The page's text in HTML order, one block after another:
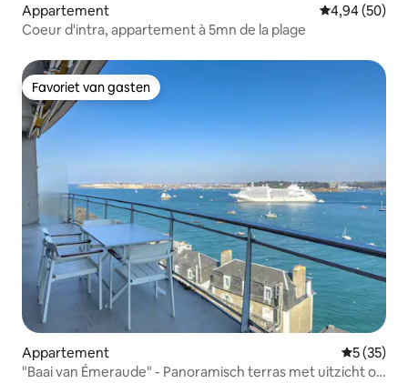
Appartement Gemiddelde
4,94 (50)
Coeur d'intra, appartement à 5mn de la plage
Favoriet van gasten
Favoriet van gasten
Appartement
5 (35)
"Baai van Émeraude" - Panoramisch terras met uitzicht op